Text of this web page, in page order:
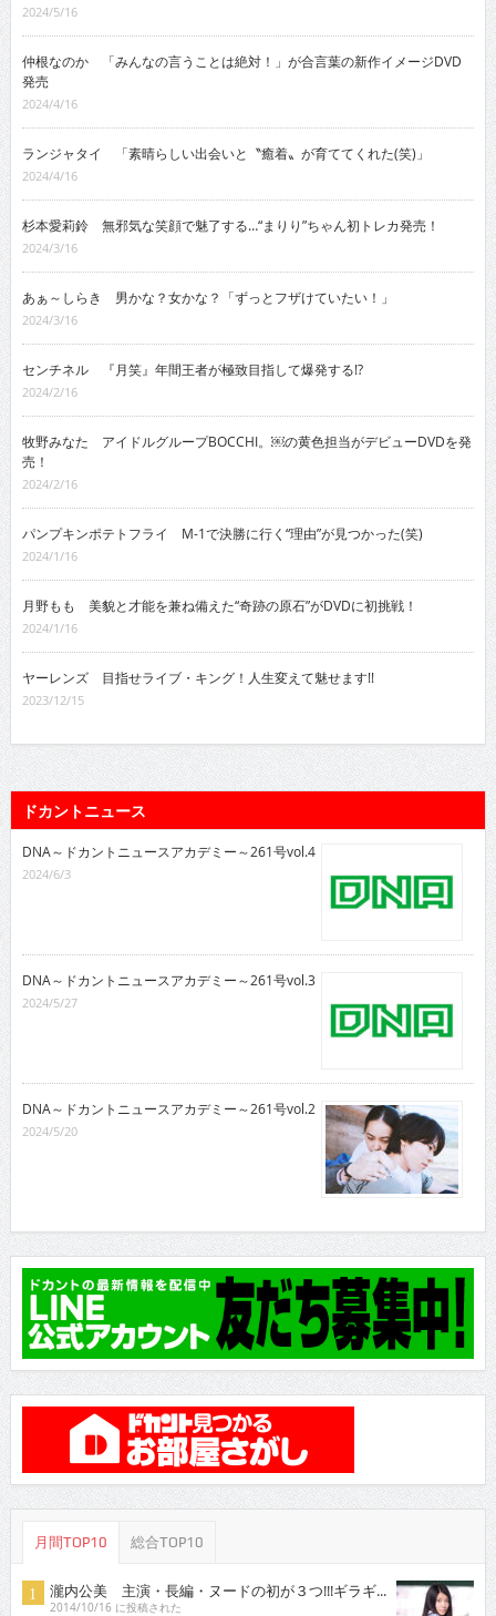
2024/5/16
仲根なのか 「みんなの言うことは絶対！」が合言葉の新作イメージDVD
発売
2024/4/16
ランジャタイ 「素晴らしい出会いと〝癒着〟が育ててくれた(笑)」
2024/4/16
杉本愛莉鈴 無邪気な笑顔で魅了する…“まりり”ちゃん初トレカ発売！
2024/3/16
あぁ～しらき 男かな？女かな？「ずっとフザけていたい！」
2024/3/16
センチネル 『月笑』年間王者が極致目指して爆発する!?
2024/2/16
牧野みなた アイドルグループBOCCHI。￼の黄色担当がデビューDVDを発
売！
2024/2/16
パンプキンポテトフライ M-1で決勝に行く“理由”が見つかった(笑)
2024/1/16
月野もも 美貌と才能を兼ね備えた“奇跡の原石”がDVDに初挑戦！
2024/1/16
ヤーレンズ 目指せライブ・キング！人生変えて魅せます!!
2023/12/15
ドカントニュース
DNA～ドカントニュースアカデミー～261号vol.4
2024/6/3
DNA～ドカントニュースアカデミー～261号vol.3
2024/5/27
DNA～ドカントニュースアカデミー～261号vol.2
2024/5/20
月間TOP10 総合TOP10
瀧内公美 主演・長編・ヌードの初が３つ!!!ギラギ...
2014/10/16 に投稿された